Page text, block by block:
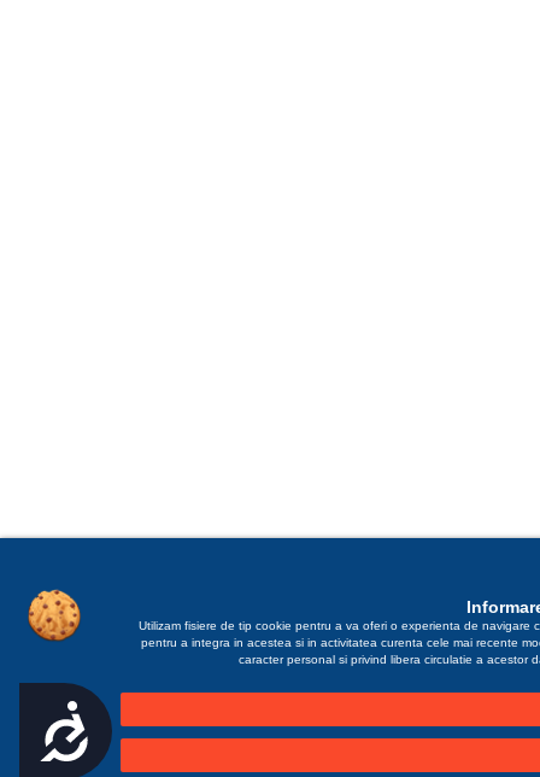
Accesibilitate
Utilizam fisiere de tip cookie pentru a va oferi o experienta de navigare
pentru a integra in acestea si in activitatea curenta cele mai recente
caracter personal si privind libera circulatie a acestor